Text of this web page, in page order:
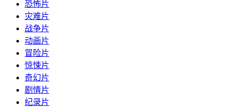
恐怖片
灾难片
战争片
动画片
冒险片
惊悚片
奇幻片
剧情片
纪录片